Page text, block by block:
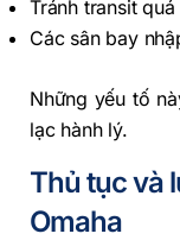
Tránh transit
Các sân bay
Những yếu tố
lạc hành lý.
Thủ tục và
Omaha